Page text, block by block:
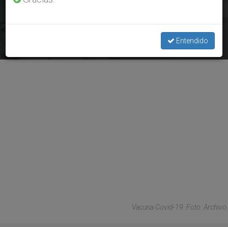
Vacuna Covid-19. Foto: Archivo.
Entendido